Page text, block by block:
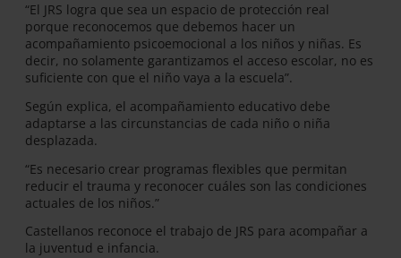
“El JRS logra que sea un espacio de protección real
porque reconocemos que debemos hacer un
acompañamiento psicoemocional a los niños y niñas. Es
decir, no solamente garantizamos el acceso escolar, no es
suficiente con que el niño vaya a la escuela”.
Según explica, el acompañamiento educativo debe
adaptarse a las circunstancias de cada niño o niña
desplazada.
“Es necesario crear programas flexibles que permitan
reducir el trauma y reconocer cuáles son las condiciones
actuales de los niños.”
Castellanos reconoce el trabajo de JRS para acompañar a
la juventud e infancia.